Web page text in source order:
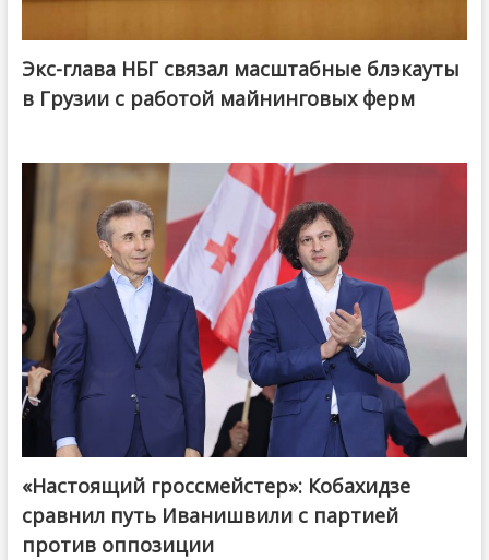
Экс-глава НБГ связал масштабные блэкауты
в Грузии с работой майнинговых ферм
@ქართული ოცნება / Georgian Dream
«Настоящий гроссмейстер»: Кобахидзе
сравнил путь Иванишвили с партией
против оппозиции